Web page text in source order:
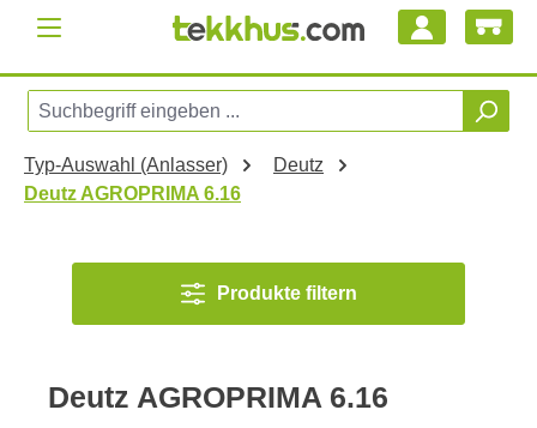
Zum Hauptinhalt springen
Typ-Auswahl (Anlasser)
Deutz
Deutz AGROPRIMA 6.16
Produkte filtern
Deutz AGROPRIMA 6.16